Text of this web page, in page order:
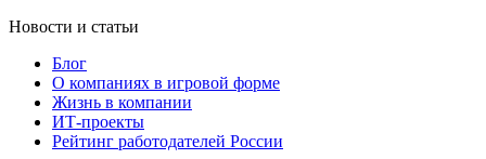
Новости и статьи
Блог
О компаниях в игровой форме
Жизнь в компании
ИТ-проекты
Рейтинг работодателей России